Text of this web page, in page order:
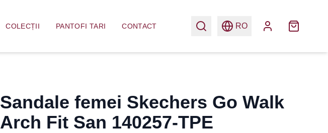
COLECȚII PANTOFI TARI CONTACT RO
Sandale femei Skechers Go Walk
Arch Fit San 140257-TPE